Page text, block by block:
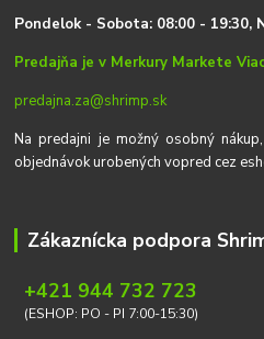
Pondelok - Sobota: 08:00 - 19:30,
Predajňa je v Merkury Markete
predajna.za@shrimp.sk
Na predajni je možný osobný
objednávok urobených vopred cez
Zákaznícka podpora
+421 944 732 723
(ESHOP: PO - PI 7:00-15:30)